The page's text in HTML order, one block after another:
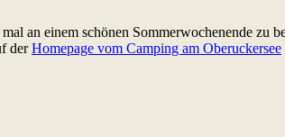
an einem schönen Sommerwochenende zu
derHomepage vom Camping am Oberuckersee